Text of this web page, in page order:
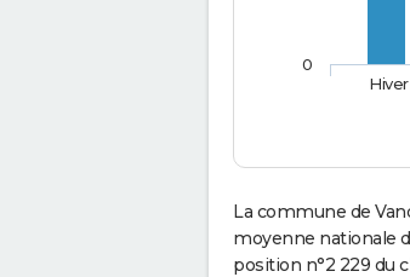
0
La commune de
moyenne nationale
position n°2 229 du